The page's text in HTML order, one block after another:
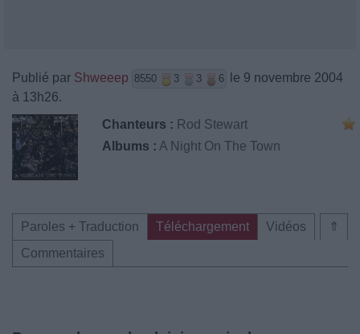
Publié par Shweeep 8550 3 3 6
le 9 novembre 2004
à 13h26.
Chanteurs : Rod Stewart
Albums : A Night On The Town
⇑
Paroles + Traduction Téléchargement
Vidéos
Commentaires